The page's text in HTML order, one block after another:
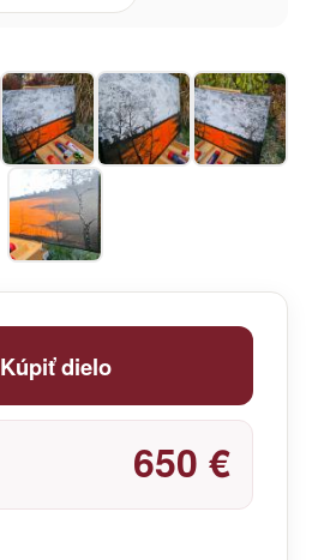
Kúpiť dielo
650 €